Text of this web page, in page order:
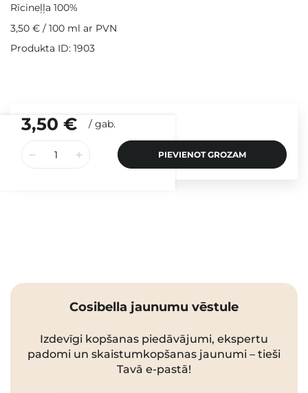
3,50 € / gab.
PIEVIENOT GROZAM
Rīcineļļa 100%
3,50 € / 100 ml ar PVN
Produkta ID: 1903
Cosibella jaunumu vēstule
Izdevīgi kopšanas piedāvājumi, ekspertu
padomi un skaistumkopšanas jaunumi – tieši
Tavā e-pastā!